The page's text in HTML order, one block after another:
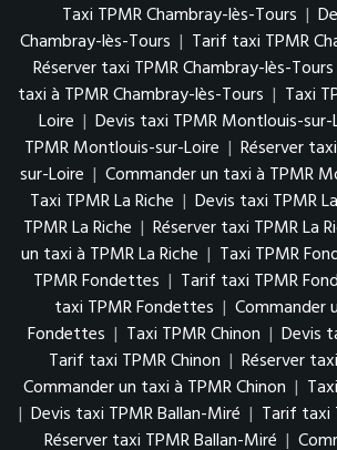
Taxi TPMR Chambray-lès-Tours |
Chambray-lès-Tours | Tarif taxi TPMR
Réserver taxi TPMR Chambray-lès-Tours
taxi à TPMR Chambray-lès-Tours | Taxi
Loire | Devis taxi TPMR Montlouis-sur-
TPMR Montlouis-sur-Loire | Réserver
sur-Loire | Commander un taxi à TPMR
Taxi TPMR La Riche | Devis taxi TPMR
TPMR La Riche | Réserver taxi TPMR La
un taxi à TPMR La Riche | Taxi TPMR
TPMR Fondettes | Tarif taxi TPMR
taxi TPMR Fondettes | Commander
Fondettes | Taxi TPMR Chinon | Devis
Tarif taxi TPMR Chinon | Réserver
Commander un taxi à TPMR Chinon |
| Devis taxi TPMR Ballan-Miré | Tarif taxi
Réserver taxi TPMR Ballan-Miré |